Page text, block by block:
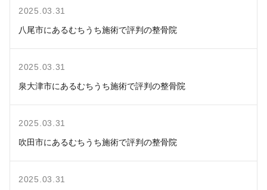
2025.03.31
八尾市にあるむちうち施術で評判の整骨院
2025.03.31
泉大津市にあるむちうち施術で評判の整骨院
2025.03.31
吹田市にあるむちうち施術で評判の整骨院
2025.03.31